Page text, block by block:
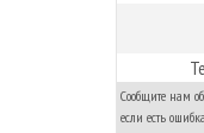
Сообщите нам
если есть